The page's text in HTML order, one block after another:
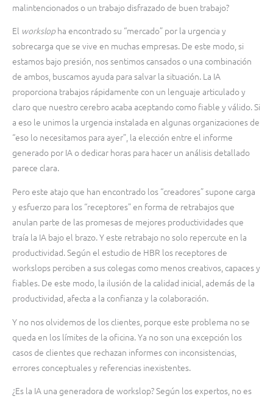
malintencionados o un trabajo disfrazado de buen trabajo?
El workslopha encontrado su “mercado” por la urgencia y
sobrecarga que se vive en muchas empresas. De este modo, si
estamos bajo presión, nos sentimos cansados o una combinación
de ambos, buscamos ayuda para salvar la situación. La IA
proporciona trabajos rápidamente con un lenguaje articulado y
claro que nuestro cerebro acaba aceptando como fiable y válido. Si
a eso le unimos la urgencia instalada en algunas organizaciones de
“eso lo necesitamos para ayer”, la elección entre el informe
generado por IA o dedicar horas para hacer un análisis detallado
parece clara.
Pero este atajo que han encontrado los “creadores” supone carga
y esfuerzo para los “receptores” en forma de retrabajos que
anulan parte de las promesas de mejores productividades que
traía la IA bajo el brazo. Y este retrabajo no solo repercute en la
productividad. Según el estudio de HBR los receptores de
workslops perciben a sus colegas como menos creativos, capaces y
fiables. De este modo, la ilusión de la calidad inicial, además de la
productividad, afecta a la confianza y la colaboración.
Y no nos olvidemos de los clientes, porque este problema no se
queda en los límites de la oficina. Ya no son una excepción los
casos de clientes que rechazan informes con inconsistencias,
errores conceptuales y referencias inexistentes.
¿Es la IA una generadora de workslop? Según los expertos, no es